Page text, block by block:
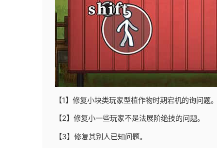
【1】修复小块类玩家型植作物时期宕机的询问题
【2】修复小一些玩家不是法展阶绝技的问题。
【3】修复其别人已知问题。